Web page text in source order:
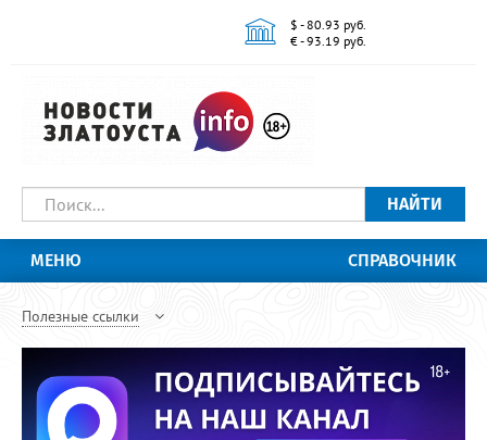
$ - 80.93 руб.
€ - 93.19 руб.
НАЙТИ
МЕНЮ СПРАВОЧНИК
Полезные ссылки